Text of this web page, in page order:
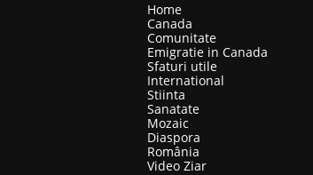
Home
Canada
Comunitate
Emigratie in Canada
Sfaturi utile
International
Stiinta
Sanatate
Mozaic
Diaspora
România
Video Ziar